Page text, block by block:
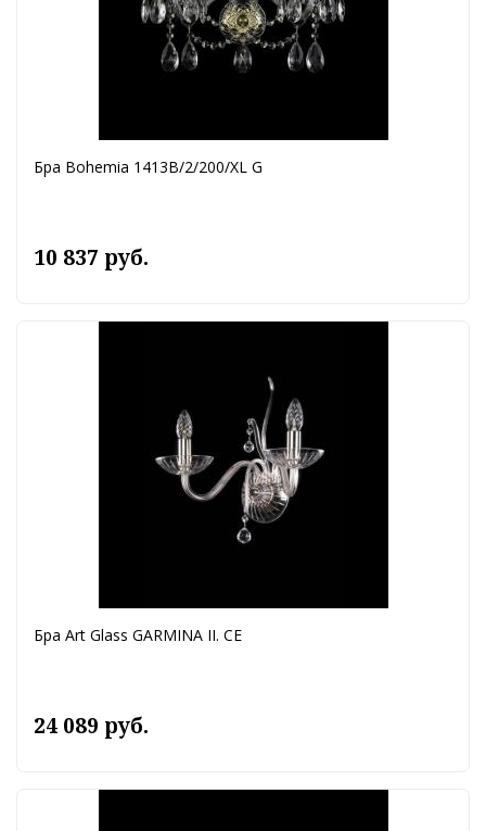
Бра Bohemia 1413B/2/200/XL G
10 837 руб.
Бра Art Glass GARMINA II. CE
24 089 руб.